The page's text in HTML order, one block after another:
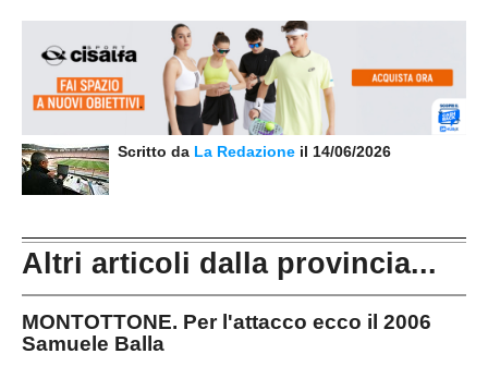
Scritto da La Redazione il 14/06/2026
Altri articoli dalla provincia...
MONTOTTONE. Per l'attacco ecco il 2006
Samuele Balla